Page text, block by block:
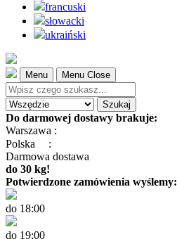
francuski
słowacki
ukraiński
Menu Menu Close
Szukaj
Do darmowej dostawy brakuje:
Warszawa :
Polska
:
Darmowa dostawa
do 30 kg!
Potwierdzone zamówienia wyślemy:
do 18:00
do 19:00